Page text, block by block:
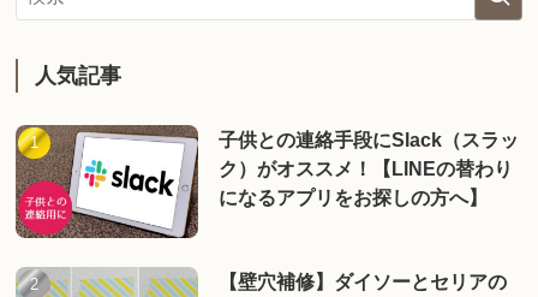
人気記事
子供との連絡手段にSlack（スラッ
ク）がオススメ！【LINEの替わり
になるアプリをお探しの方へ】
【壁穴補修】ダイソーとセリアの